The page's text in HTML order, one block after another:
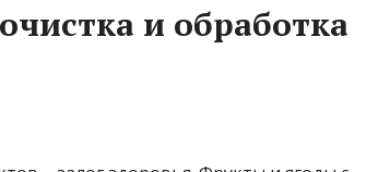
и обработка